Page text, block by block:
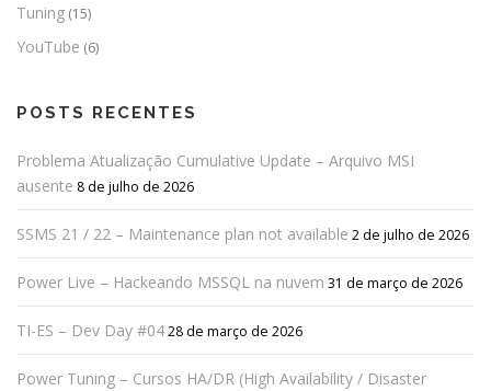
Tuning (15)
YouTube (6)
POSTS RECENTES
Problema Atualização Cumulative Update – Arquivo MSI
ausente 8 de julho de 2026
SSMS 21 / 22 – Maintenance plan not available 2 de julho de 2026
Power Live – Hackeando MSSQL na nuvem 31 de março de 2026
TI-ES – Dev Day #0428 de março de 2026
Power Tuning – Cursos HA/DR (High Availability / Disaster